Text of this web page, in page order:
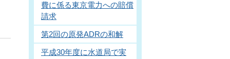
費に係る東京電力への賠償
請求
第2回の原発ADRの和解
平成30年度に水道局で実